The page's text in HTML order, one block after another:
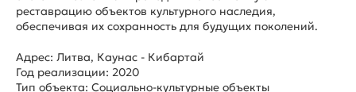
реставрацию объектов культурного наследия,
обеспечивая их сохранность для будущих поколений.
Адрес: Литва, Каунас - Кибартай
Год реализации: 2020
Тип объекта: Социально-культурные объекты